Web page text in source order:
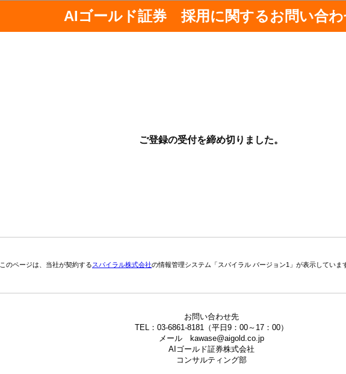
AIゴールド証券 採用に関するお問い合
ご登録の受付を締め切りました。
このページは、当社が契約するスパイラル株式会社の情報管理システム「スパイラル バージョン1」が表示していま
お問い合わせ先
TEL：03-6861-8181（平日9：00～17：00）
メール kawase@aigold.co.jp
AIゴールド証券株式会社
コンサルティング部